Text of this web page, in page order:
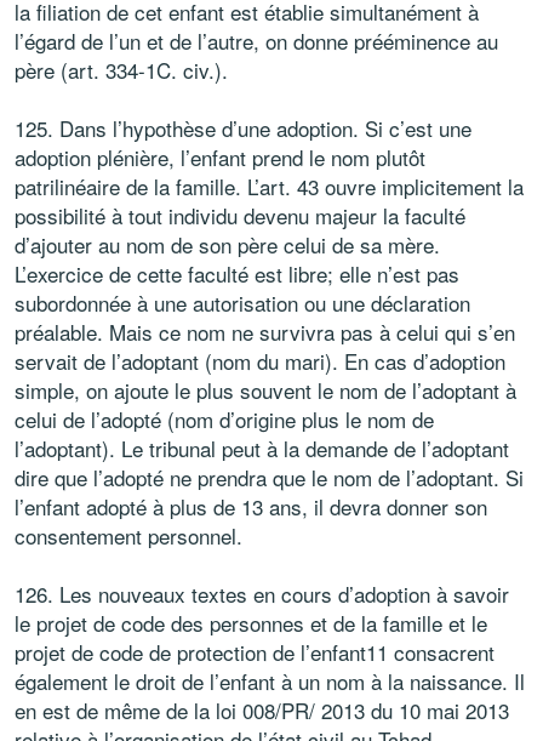
la filiation de cet enfant est établie simultanément à
l’égard de l’un et de l’autre, on donne prééminence au
père (art. 334-1C. civ.).
125. Dans l’hypothèse d’une adoption. Si c’est une
adoption plénière, l’enfant prend le nom plutôt
patrilinéaire de la famille. L’art. 43 ouvre implicitement la
possibilité à tout individu devenu majeur la faculté
d’ajouter au nom de son père celui de sa mère.
L’exercice de cette faculté est libre; elle n’est pas
subordonnée à une autorisation ou une déclaration
préalable. Mais ce nom ne survivra pas à celui qui s’en
servait de l’adoptant (nom du mari). En cas d’adoption
simple, on ajoute le plus souvent le nom de l’adoptant à
celui de l’adopté (nom d’origine plus le nom de
l’adoptant). Le tribunal peut à la demande de l’adoptant
dire que l’adopté ne prendra que le nom de l’adoptant. Si
l’enfant adopté à plus de 13 ans, il devra donner son
consentement personnel.
126. Les nouveaux textes en cours d’adoption à savoir
le projet de code des personnes et de la famille et le
projet de code de protection de l’enfant11 consacrent
également le droit de l’enfant à un nom à la naissance. Il
en est de même de la loi 008/PR/ 2013 du 10 mai 2013